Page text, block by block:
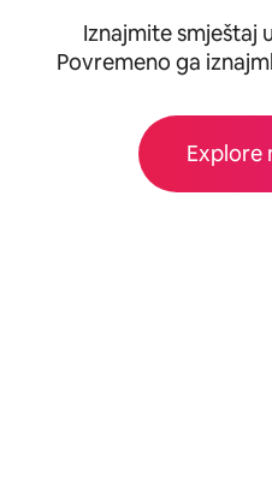
Iznajmite smještaj
Povremeno ga
Explore